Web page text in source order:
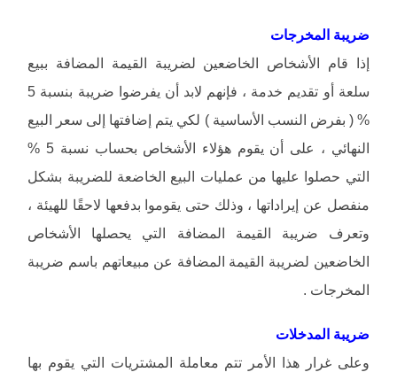
ضريبة المخرجات
إذا قام الأشخاص الخاضعين لضريبة القيمة المضافة ببيع
سلعة أو تقديم خدمة ، فإنهم لابد أن يفرضوا ضريبة بنسبة 5
% ( بفرض النسب الأساسية ) لكي يتم إضافتها إلى سعر البيع
النهائي ، على أن يقوم هؤلاء الأشخاص بحساب نسبة 5 %
التي حصلوا عليها من عمليات البيع الخاضعة للضريبة بشكل
منفصل عن إيراداتها ، وذلك حتى يقوموا بدفعها لاحقًا للهيئة ،
وتعرف ضريبة القيمة المضافة التي يحصلها الأشخاص
الخاضعين لضريبة القيمة المضافة عن مبيعاتهم باسم ضريبة
المخرجات .
ضريبة المدخلات
وعلى غرار هذا الأمر تتم معاملة المشتريات التي يقوم بها